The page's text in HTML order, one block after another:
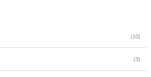
(10)
(3)